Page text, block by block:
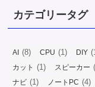
カテゴリータグ
AI (8) CPU (1) DIY
カット (1) スピーカー
ナビ (1) ノートPC (4)